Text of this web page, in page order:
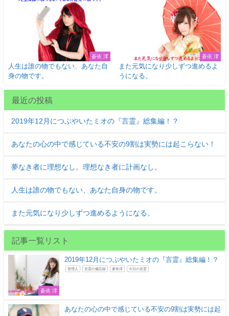
蒼依 澪
人生は誰の物でもない、あなた自
身の物です。
蒼依 澪
また元気になり少しずつ進めるよ
うになる。
最近の投稿
2019年12月につぶやいたミオの『言霊』総集編！？
あなたの心の中で感じている不安の9割は実勢には起こらない！
夢なき者に理想なし。理想なき者に計画なし。
人生は誰の物でもない、あなた自身の物です。
また元気になり少しずつ進めるようになる。
記事一覧リスト
蒼依 澪
2019年12月につぶやいたミオの『言霊』総集編！？
管理人 言霊の備忘録 蒼依澪 今日の言霊
あなたの心の中で感じている不安の9割は実勢には起